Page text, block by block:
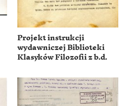
Projekt instrukcji
wydawniczej Biblioteki
Klasyków Filozofii z b.d.